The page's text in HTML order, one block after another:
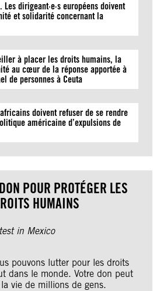
Les dirigeant·e·s européens doivent
et solidarité concernant la
à placer les droits humains, la
au cœur de la réponse apportée à
de personnes à Ceuta
doivent refuser de se rendre
américaine d’expulsions de
POUR PROTÉGER LES
HUMAINS
pouvons lutter pour les droits
dans le monde. Votre don peut
vie de millions de gens.